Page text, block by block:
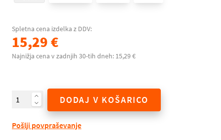
Spletna cena izdelka z DDV:
15,29 €
Najnižja cena v zadnjih 30-tih dneh: 15,29 €
DODAJ V KOŠARICO
Pošlji povpraševanje